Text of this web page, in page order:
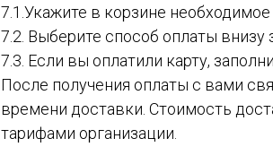
7.1.Укажите в корзине
7.2. Выберите способ оплаты внизу
7.3. Если вы оплатили карту,
После получения оплаты с вами
времени доставки. Стоимость
тарифами организации.